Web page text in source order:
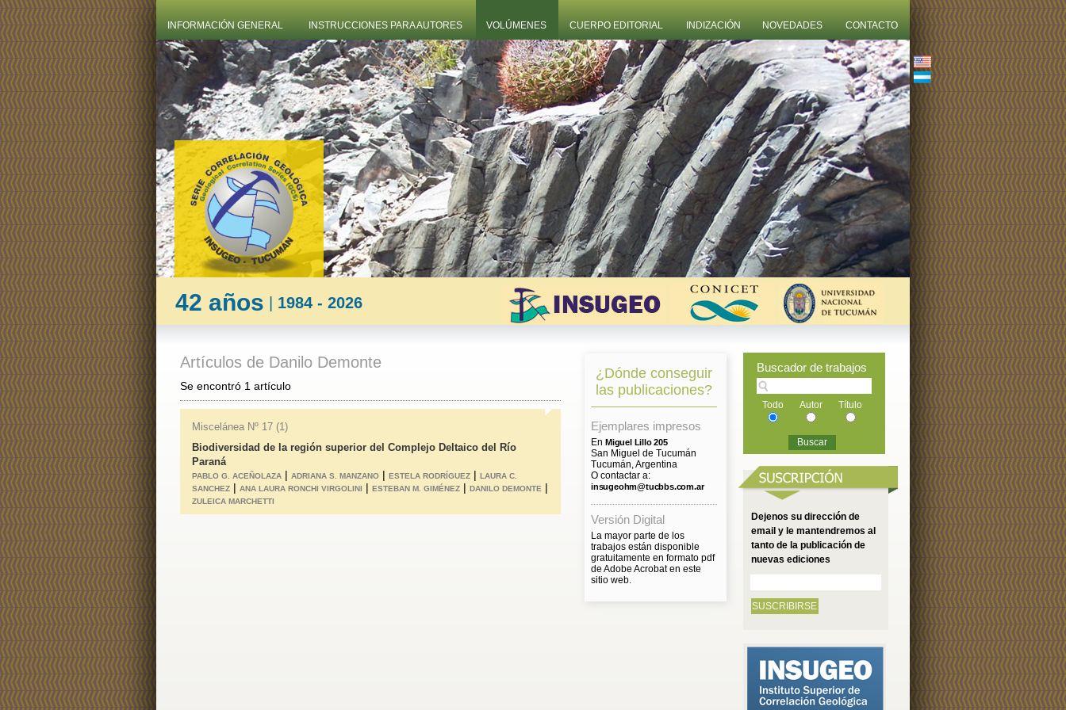
INFORMACIÓN GENERAL INSTRUCCIONES PARA AUTORES VOLÚMENES CUERPO EDITORIAL INDIZACIÓN NOVEDADES CONTACTO
42 años | 1984 - 2026
Artículos de Danilo Demonte
Se encontró 1 artículo
Miscelánea Nº 17 (1)
Biodiversidad de la región superior del Complejo Deltaico del Río
Paraná
PABLO G. ACEÑOLAZA | ADRIANA S. MANZANO | ESTELA RODRÍGUEZ | LAURA C.
SANCHEZ | ANA LAURA RONCHI VIRGOLINI | ESTEBAN M. GIMÉNEZ | DANILO DEMONTE |
ZULEICA MARCHETTI
¿Dónde conseguir
las publicaciones?
Ejemplares impresos
En Miguel Lillo 205
San Miguel de Tucumán
Tucumán, Argentina
O contactar a:
insugeohm@tucbbs.com.ar
Versión Digital
La mayor parte de los
trabajos están disponible
gratuitamente en formato pdf
de Adobe Acrobat en este
sitio web.
Buscador de trabajos
Todo Autor Título
Dejenos su dirección de
email y le mantendremos al
tanto de la publicación de
nuevas ediciones